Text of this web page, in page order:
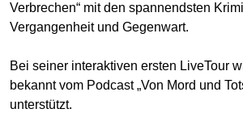
Verbrechen“ mit den spannendsten
Vergangenheit und Gegenwart.
Bei seiner interaktiven ersten LiveTour
bekannt vom Podcast „Von Mord und
unterstützt.